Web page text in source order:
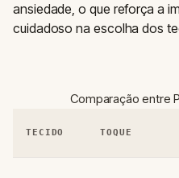
ansiedade, o que reforça a
cuidadoso na escolha dos
Comparação entre
TECIDO TOQUE